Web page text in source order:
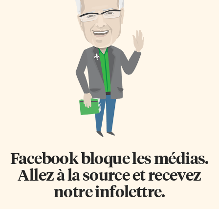
Facebook bloque les médias.
Allez à la source et recevez
notre infolettre.